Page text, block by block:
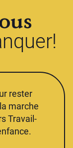
rester
marche
Travail-